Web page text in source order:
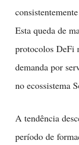
Esta queda de
protocolos DeFi
demanda por
no ecossistema
A tendência
período de